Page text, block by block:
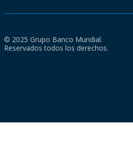
© 2025 Grupo Banco Mundial.
Reservados todos los derechos.